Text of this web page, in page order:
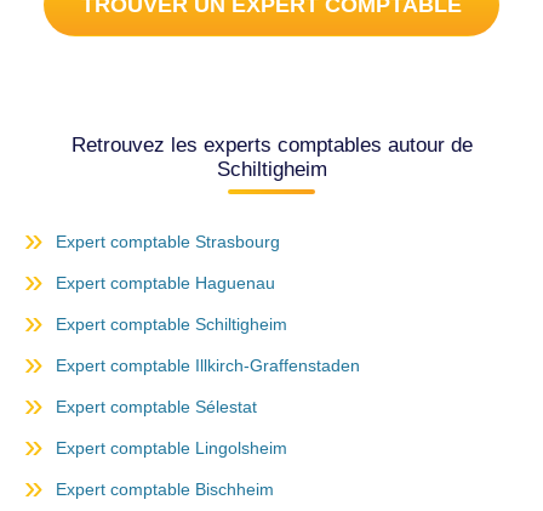
TROUVER UN EXPERT COMPTABLE
Retrouvez les experts comptables autour de
Schiltigheim
Expert comptable Strasbourg
Expert comptable Haguenau
Expert comptable Schiltigheim
Expert comptable Illkirch-Graffenstaden
Expert comptable Sélestat
Expert comptable Lingolsheim
Expert comptable Bischheim